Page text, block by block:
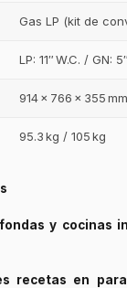
Gas LP (kit de
LP: 11″ W.C. / GN:
914 × 766 × 355 mm
95.3 kg / 105 kg
y cocinas
recetas en